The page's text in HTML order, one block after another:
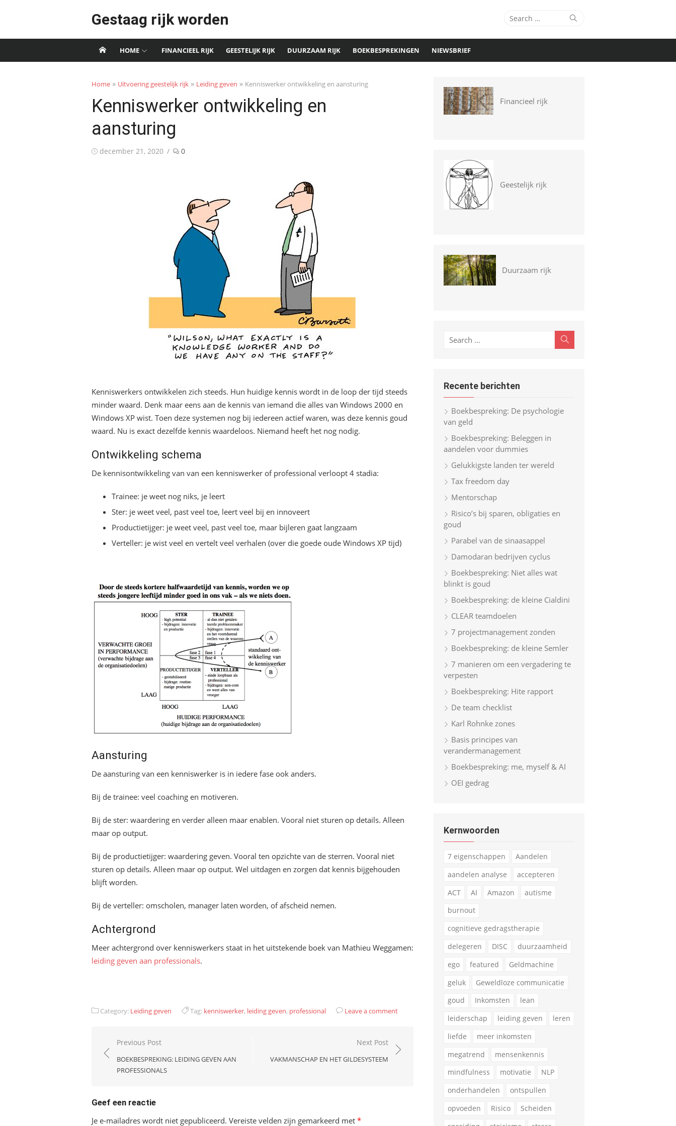
Gestaag rijk worden
Search
Search
HOME FINANCIEEL RIJK GEESTELIJK RIJK DUURZAAM RIJK BOEKBESPREKINGEN NIEWSBRIEF
Home » Uitvoering geestelijk rijk » Leiding geven » Kenniswerker ontwikkeling en aansturing
Kenniswerker ontwikkeling en
aansturing
Posted
december 21, 2020 0
Kenniswerkers ontwikkelen zich steeds. Hun huidige kennis wordt in de loop der tijd steeds
minder waard. Denk maar eens aan de kennis van iemand die alles van Windows 2000 en
Windows XP wist. Toen deze systemen nog bij iedereen actief waren, was deze kennis goud
waard. Nu is exact dezelfde kennis waardeloos. Niemand heeft het nog nodig.
Ontwikkeling schema
De kennisontwikkeling van van een kenniswerker of professional verloopt 4 stadia:
Trainee: je weet nog niks, je leert
Ster: je weet veel, past veel toe, leert veel bij en innoveert
Productietijger: je weet veel, past veel toe, maar bijleren gaat langzaam
Verteller: je wist veel en vertelt veel verhalen (over die goede oude Windows XP tijd)
Aansturing
De aansturing van een kenniswerker is in iedere fase ook anders.
Bij de trainee: veel coaching en motiveren.
Bij de ster: waardering en verder alleen maar enablen. Vooral niet sturen op details. Alleen
maar op output.
Bij de productietijger: waardering geven. Vooral ten opzichte van de sterren. Vooral niet
sturen op details. Alleen maar op output. Wel uitdagen en zorgen dat kennis bijgehouden
blijft worden.
Bij de verteller: omscholen, manager laten worden, of afscheid nemen.
Achtergrond
Meer achtergrond over kenniswerkers staat in het uitstekende boek van Mathieu Weggamen:
leiding geven aan professionals.
Category: Leiding geven Tag: kenniswerker, leiding geven, professional Leave a comment
Bericht
navigatie
Previous Post
BOEKBESPREKING: LEIDING GEVEN AAN
PROFESSIONALS
Next Post
VAKMANSCHAP EN HET GILDESYSTEEM
Geef een reactie
Je e-mailadres wordt niet gepubliceerd. Vereiste velden zijn gemarkeerd met *
Financieel rijk
Geestelijk rijk
Duurzaam rijk
Search
Recente berichten
Boekbespreking: De psychologie
van geld
Boekbespreking: Beleggen in
aandelen voor dummies
Gelukkigste landen ter wereld
Tax freedom day
Mentorschap
Risico’s bij sparen, obligaties en
goud
Parabel van de sinaasappel
Damodaran bedrijven cyclus
Boekbespreking: Niet alles wat
blinkt is goud
Boekbespreking: de kleine Cialdini
CLEAR teamdoelen
7 projectmanagement zonden
Boekbespreking: de kleine Semler
7 manieren om een vergadering te
verpesten
Boekbespreking: Hite rapport
De team checklist
Karl Rohnke zones
Basis principes van
verandermanagement
Boekbespreking: me, myself & AI
OEI gedrag
Kernwoorden
7 eigenschappen
Aandelen
aandelen analyse
accepteren
ACT
AI Amazon
autisme
burnout
cognitieve gedragstherapie
delegeren
DISC
duurzaamheid
ego
featured
Geldmachine
geluk
Geweldloze communicatie
goud
Inkomsten
lean
leiderschap
leiding geven
leren
liefde
meer inkomsten
megatrend
mensenkennis
mindfulness
motivatie
NLP
onderhandelen
ontspullen
opvoeden
Risico
Scheiden